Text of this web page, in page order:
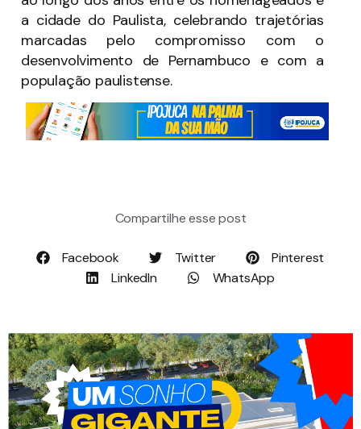
a cidade do Paulista, celebrando trajetórias
marcadas pelo compromisso com o
desenvolvimento de Pernambuco e com a
população paulistense.
Compartilhe esse post
Facebook Twitter
Pinterest
LinkedIn
WhatsApp